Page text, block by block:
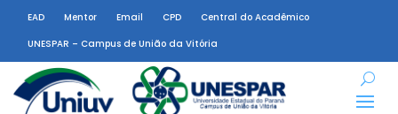
EAD Mentor Email CPD
Central do Acadêmico
UNESPAR – Campus de União da Vitória